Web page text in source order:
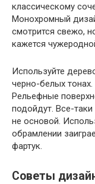
классическому
Монохромный
смотрится свежо,
кажется
Используйте
черно-белых
Рельефные
подойдут. Все-
не основой.
обрамлении
фартук.
Советы